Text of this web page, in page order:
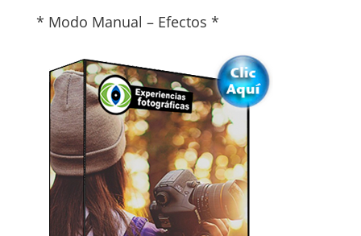
* Modo Manual – Efectos *